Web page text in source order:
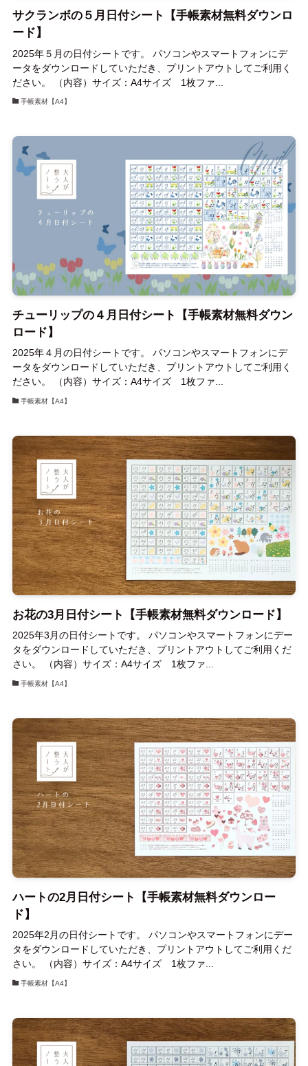
サクランボの５月日付シート【手帳素材無料ダウンロ
ード】
2025年５月の日付シートです。 パソコンやスマートフォンにデ
ータをダウンロードしていただき、プリントアウトしてご利用く
ださい。 （内容）サイズ：A4サイズ 1枚ファ...
手帳素材【A4】
チューリップの４月日付シート【手帳素材無料ダウン
ロード】
2025年４月の日付シートです。 パソコンやスマートフォンにデ
ータをダウンロードしていただき、プリントアウトしてご利用く
ださい。 （内容）サイズ：A4サイズ 1枚ファ...
手帳素材【A4】
お花の3月日付シート【手帳素材無料ダウンロード】
2025年3月の日付シートです。 パソコンやスマートフォンにデー
タをダウンロードしていただき、プリントアウトしてご利用くだ
さい。 （内容）サイズ：A4サイズ 1枚ファ...
手帳素材【A4】
ハートの2月日付シート【手帳素材無料ダウンロー
ド】
2025年2月の日付シートです。 パソコンやスマートフォンにデー
タをダウンロードしていただき、プリントアウトしてご利用くだ
さい。 （内容）サイズ：A4サイズ 1枚ファ...
手帳素材【A4】